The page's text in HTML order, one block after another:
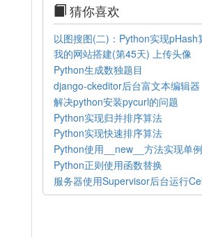
猜你喜欢
以图搜图(二)：Python实现pHash
我的网站搭建(第45天) 上传头像
Python生成数独题目
django-ckeditor后台富文本编辑器
解决python安装pycurl的问题
Python实现归并排序算法
Python实现快速排序算法
Python使用__new__方法实现单
Python正则使用函数替换
服务器使用Supervisor后台运行